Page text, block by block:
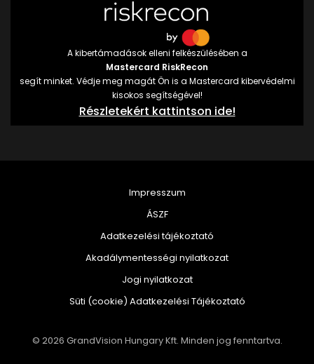
A kibertámadások elleni felkészülésében a
Mastercard RiskRecon
segít minket. Védje meg magát Ön is a Mastercard kibervédelmi
kisokos segítségével!
Részletekért kattintson ide!
© 2026 GrandVision Hungary Kft. Minden jog fenntartva.
Impresszum
ÁSZF
Adatkezelési tájékoztató
Akadálymentességi nyilatkozat
Jogi nyilatkozat
Süti (cookie) Adatkezelési Tájékoztató